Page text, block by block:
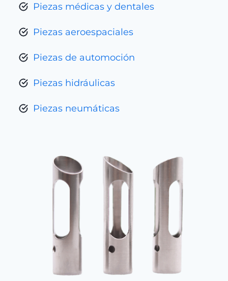
Piezas médicas y dentales
Piezas aeroespaciales
Piezas de automoción
Piezas hidráulicas
Piezas neumáticas